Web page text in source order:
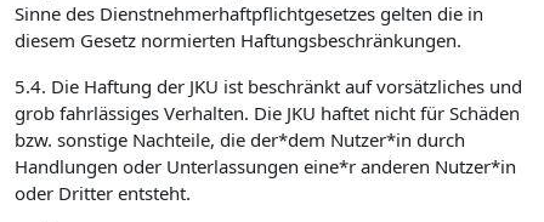
Sinne des Dienstnehmerhaftpflichtgesetzes gelten die in
diesem Gesetz normierten Haftungsbeschränkungen.
5.4. Die Haftung der JKU ist beschränkt auf vorsätzliches und
grob fahrlässiges Verhalten. Die JKU haftet nicht für Schäden
bzw. sonstige Nachteile, die der*dem Nutzer*in durch
Handlungen oder Unterlassungen eine*r anderen Nutzer*in
oder Dritter entsteht.